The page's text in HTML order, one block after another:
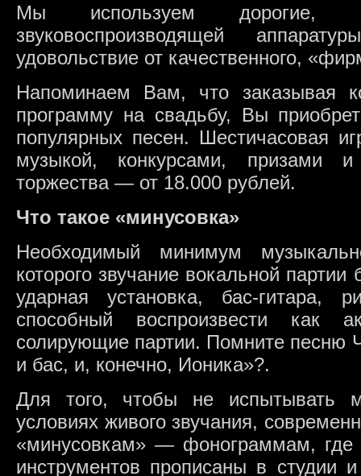
Мы используем дорогие,
звуковоспроизводящей
удовольствие от качественного,
Напоминаем Вам, что заказывая
программу на свадьбу, Вы
популярных песен. Шестичасовая
музыкой, конкурсами, призами
торжества — от 18.000 рублей.
Что такое «минусовка»
Необходимый минимум
которого звучание вокальной партии
ударная установка, бас-гитара,
способный воспроизвести как
солирующие партии. Помните песню
и бас, и, конечно, Ионика»?.
Для того, чтобы не испытывать
условиях живого звучания,
«минусовкам» — фонограммам, где
инструментов прописаны в студии